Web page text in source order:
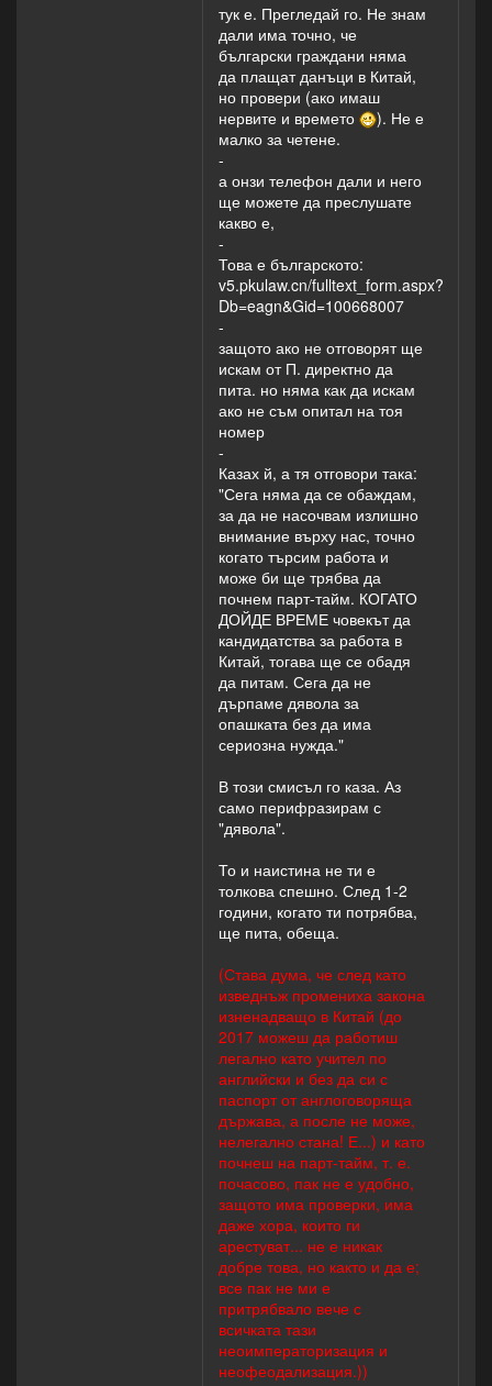
тук е. Прегледай го. Не знам
дали има точно, че
български граждани няма
да плащат данъци в Китай,
но провери (ако имаш
нервите и времето
). Не е
малко за четене.
-
а онзи телефон дали и него
ще можете да преслушате
какво е,
-
Това е българското:
v5.pkulaw.cn/fulltext_form.aspx?
Db=eagn&Gid=100668007
-
защото ако не отговорят ще
искам от П. директно да
пита. но няма как да искам
ако не съм опитал на тоя
номер
-
Казах й, а тя отговори така:
"Сега няма да се обаждам,
за да не насочвам излишно
внимание върху нас, точно
когато търсим работа и
може би ще трябва да
почнем парт-тайм. КОГАТО
ДОЙДЕ ВРЕМЕ човекът да
кандидатства за работа в
Китай, тогава ще се обадя
да питам. Сега да не
дърпаме дявола за
опашката без да има
сериозна нужда."
В този смисъл го каза. Аз
само перифразирам с
"дявола".
То и наистина не ти е
толкова спешно. След 1-2
години, когато ти потрябва,
ще пита, обеща.
(Става дума, че след като
изведнъж промениха закона
изненадващо в Китай (до
2017 можеш да работиш
легално като учител по
английски и без да си с
паспорт от англоговоряща
държава, а после не може,
нелегално стана! Е...) и като
почнеш на парт-тайм, т. е.
почасово, пак не е удобно,
защото има проверки, има
даже хора, които ги
арестуват... не е никак
добре това, но както и да е;
все пак не ми е
притрябвало вече с
всичката тази
неоимператоризация и
неофеодализация.))